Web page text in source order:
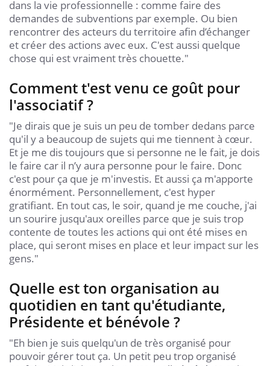
dans la vie professionnelle : comme faire des
demandes de subventions par exemple. Ou bien
rencontrer des acteurs du territoire afin d’échanger
et créer des actions avec eux. C'est aussi quelque
chose qui est vraiment très chouette."
Comment t'est venu ce goût pour
l'associatif ?
"Je dirais que je suis un peu de tomber dedans parce
qu'il y a beaucoup de sujets qui me tiennent à cœur.
Et je me dis toujours que si personne ne le fait, je dois
le faire car il n’y aura personne pour le faire. Donc
c'est pour ça que je m'investis. Et aussi ça m'apporte
énormément. Personnellement, c'est hyper
gratifiant. En tout cas, le soir, quand je me couche, j'ai
un sourire jusqu'aux oreilles parce que je suis trop
contente de toutes les actions qui ont été mises en
place, qui seront mises en place et leur impact sur les
gens."
Quelle est ton organisation au
quotidien en tant qu'étudiante,
Présidente et bénévole ?
"Eh bien je suis quelqu'un de très organisé pour
pouvoir gérer tout ça. Un petit peu trop organisé